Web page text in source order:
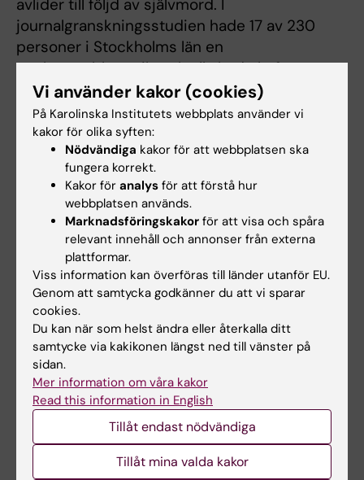
avlider till följd av självmord. I
journalgranskningsstudien hade 17 av 230
personer i Stockholms län en
psykosproblematik, och alla hade haft
vårdkontakter, främst inom psykiatrin, året
före självmordet. Fem personer hade blivit
utskrivna från slutenvård inom sex veckor före
självmordet och sex personer hade haft
parallella kontakter med primärvård eller
somatisk specialistvård inom tre månader
före självmordet. Trots att många hade
dokumenterade psykosociala svårigheter,
adresserades dessa sällan i vård- eller
behandlingsplaner. Endast tre av sjutton hade
kontakt med specialiserad psykosvård och
ingen hade en dokumenterad samordnad
vårdplanering med socialtjänst eller andra
vårdgrannar.
Vi använder kakor (cookies)
På Karolinska Institutets webbplats använder vi
kakor för olika syften:
Nödvändiga kakor för att webbplatsen ska
fungera korrekt.
Kakor för analys för att förstå hur
webbplatsen används.
Marknadsföringskakor för att visa och spåra
relevant innehåll och annonser från externa
plattformar.
Viss information kan överföras till länder utanför EU.
Genom att samtycka godkänner du att vi sparar
cookies.
Du kan när som helst ändra eller återkalla ditt
samtycke via kakikonen längst ned till vänster på
sidan.
Mer information om våra kakor
Read this information in English
Tillåt endast nödvändiga
Tillåt mina valda kakor